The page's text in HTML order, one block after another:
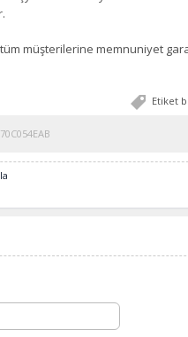
tüm müşterilerine memnuniyet
Etiket